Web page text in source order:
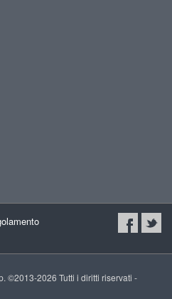
©2013-2026 Tutti i diritti riservati -